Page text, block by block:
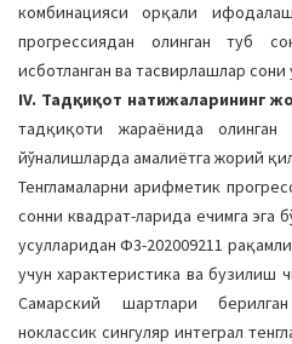
комбинацияси орқали
прогрессиядан олинган туб
исботланган ва тасвирлашлар сони
IV. Тадқиқот натижаларининг
тадқиқоти жараёнида
йўналишларда амалиётга жорий
Тенгламаларни арифметик
сонни квадрат-ларида ечимга эга
усулларидан Ф3-202009211
учун характеристика ва бузилиш
Самарский шартлари
ноклассик сингуляр интеграл